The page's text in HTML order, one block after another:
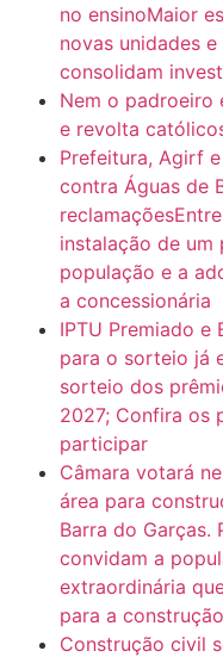
no ensinoMaior
novas unidades
consolidam
Nem o padroeiro
e revolta
Prefeitura, Agirf
contra Águas de
instalação de
população e a
a concessionária
IPTU Premiado e
para o sorteio já
sorteio dos
2027; Confira os
participar
Câmara votará
área para
Barra do Garças.
convidam a
extraordinária
para a
Construção civil